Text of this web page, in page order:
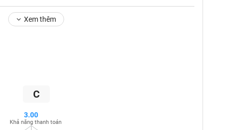
Xem thêm
C
3.00
Khả năng thanh toán